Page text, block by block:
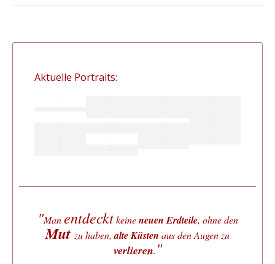
Aktuelle Portraits:
"Manentdecktkeineneuen Erdteile, ohne den
Mut zu haben,alte Küsten aus den Augen zu
verlieren. "